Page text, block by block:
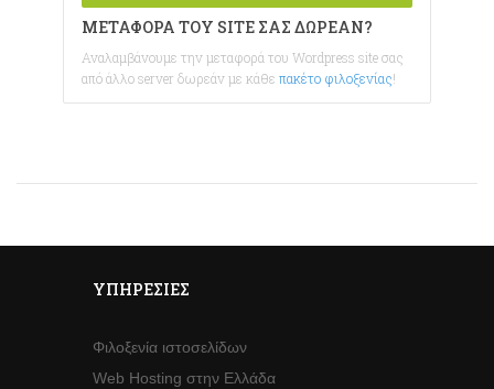
ΜΕΤΑΦΟΡΆ ΤΟΥ SITE ΣΑΣ ΔΩΡΕΆΝ?
Αναλαμβάνουμε την μεταφορά του Wordpress site σας
από άλλο server δωρεάν με κάθε πακέτο φιλοξενίας!
ΥΠΗΡΕΣΊΕΣ
Φιλοξενία ιστοσελίδων
Web Hosting στην Ελλάδα